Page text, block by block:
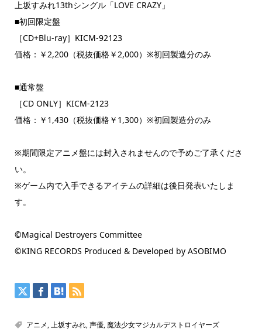
上坂すみれ13thシングル「LOVE CRAZY」
■初回限定盤
［CD+Blu-ray］KICM-92123
価格：￥2,200（税抜価格￥2,000）※初回製造分のみ
■通常盤
［CD ONLY］KICM-2123
価格：￥1,430（税抜価格￥1,300）※初回製造分のみ
※期間限定アニメ盤には封入されませんので予めご了承くださ
い。
※ゲーム内で入手できるアイテムの詳細は後日発表いたしま
す。
©Magical Destroyers Committee
©KING RECORDS Produced & Developed by ASOBIMO
アニメ,上坂すみれ,声優, 魔法少女マジカルデストロイヤーズ